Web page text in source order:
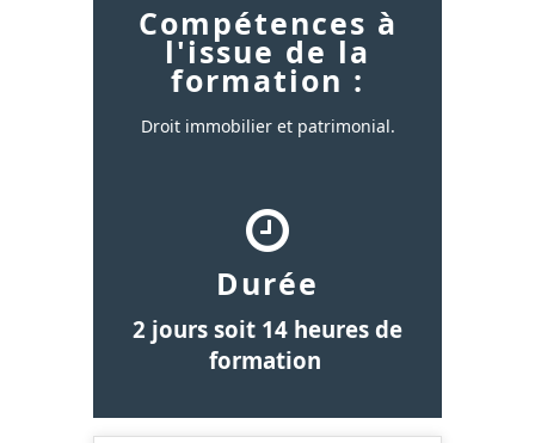
Compétences à
l'issue de la
formation :
Droit immobilier et patrimonial.
Durée
2 jours soit 14 heures de
formation